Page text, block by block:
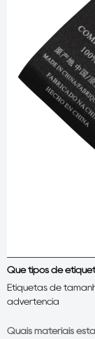
Que tipos de
Etiquetas de
advertência
Quais materiais